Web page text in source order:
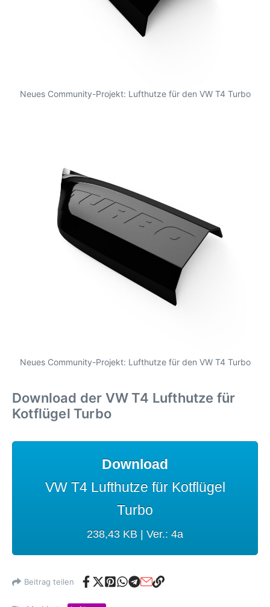
Neues Community-Projekt: Lufthutze für den VW T4 Turbo
Neues Community-Projekt: Lufthutze für den VW T4 Turbo
Download der VW T4 Lufthutze für
Kotflügel Turbo
Download
VW T4 Lufthutze für Kotflügel
Turbo
238,43 KB | Ver.: 4a
Beitrag teilen